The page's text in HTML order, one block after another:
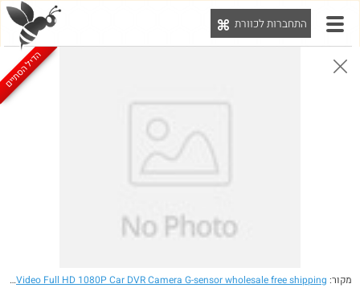
התחברות לכוורת
הבהרה: בי.דילז הינה פלטפורמה חברתית פתוחה והתכנים המתפרסמים בה הינם מטעם הגולשים.
חדש בכוורת
הדיל הסתיים
מקור: - Original LS650W Super Night Vision 2.7" TFT Display Video Full HD 1080P Car DVR Camera G-sensor wholesale free shipping